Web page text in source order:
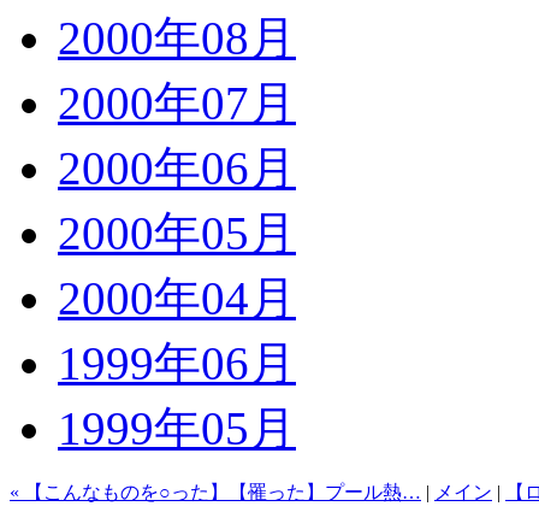
2000年08月
2000年07月
2000年06月
2000年05月
2000年04月
1999年06月
1999年05月
« 【こんなものを○った】【罹った】プール熱… | メイン | 【